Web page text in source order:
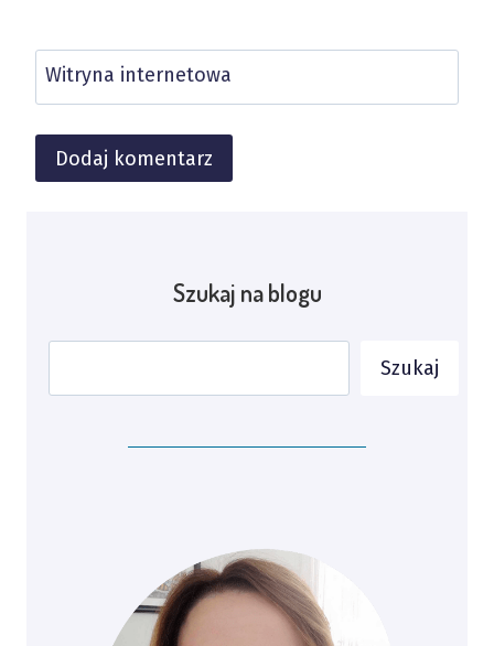
Witryna internetowa
Szukaj na blogu
Szukaj